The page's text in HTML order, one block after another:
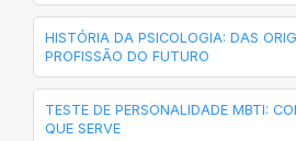
HISTÓRIA DA PSICOLOGIA: DAS
PROFISSÃO DO FUTURO
TESTE DE PERSONALIDADE MBTI:
QUE SERVE